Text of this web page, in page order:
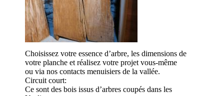
Choisissez votre essence d’arbre, les dimensions de
votre planche et réalisez votre projet vous-même
ou via nos contacts menuisiers de la vallée.
Circuit court:
Ce sont des bois issus d’arbres coupés dans les